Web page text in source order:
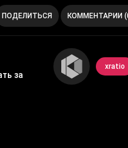
ПОДЕЛИТЬСЯ КОММЕНТАРИИ
xratio
за